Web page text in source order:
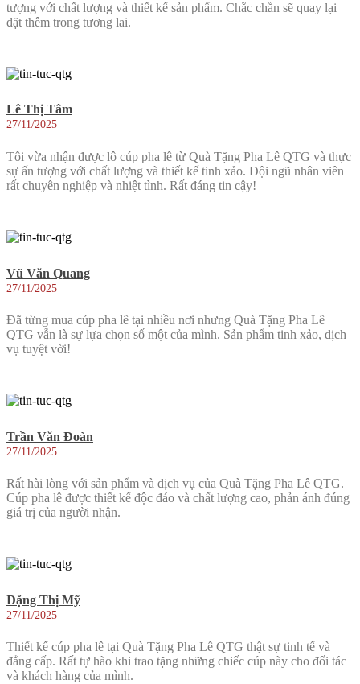
tượng với chất lượng và thiết kế sản phẩm. Chắc chắn sẽ quay lại
đặt thêm trong tương lai.
Lê Thị Tâm
27/11/2025
Tôi vừa nhận được lô cúp pha lê từ Quà Tặng Pha Lê QTG và thực
sự ấn tượng với chất lượng và thiết kế tinh xảo. Đội ngũ nhân viên
rất chuyên nghiệp và nhiệt tình. Rất đáng tin cậy!
Vũ Văn Quang
27/11/2025
Đã từng mua cúp pha lê tại nhiều nơi nhưng Quà Tặng Pha Lê
QTG vẫn là sự lựa chọn số một của mình. Sản phẩm tinh xảo, dịch
vụ tuyệt vời!
Trần Văn Đoàn
27/11/2025
Rất hài lòng với sản phẩm và dịch vụ của Quà Tặng Pha Lê QTG.
Cúp pha lê được thiết kế độc đáo và chất lượng cao, phản ánh đúng
giá trị của người nhận.
Đặng Thị Mỹ
27/11/2025
Thiết kế cúp pha lê tại Quà Tặng Pha Lê QTG thật sự tinh tế và
đẳng cấp. Rất tự hào khi trao tặng những chiếc cúp này cho đối tác
và khách hàng của mình.